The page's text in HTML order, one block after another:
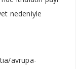
nedeniyle
avrupa-